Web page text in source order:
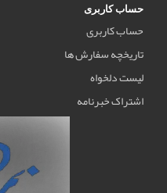
حساب کاربری
حساب کاربری
تاریخچه سفارش ها
لیست دلخواه
اشتراک خبرنامه